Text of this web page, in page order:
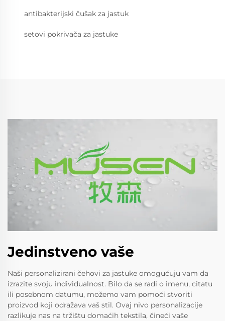
antibakterijski čušak za jastuk
setovi pokrivača za jastuke
Jedinstveno vaše
Naši personalizirani čehovi za jastuke omogućuju vam da
izrazite svoju individualnost. Bilo da se radi o imenu, citatu
ili posebnom datumu, možemo vam pomoći stvoriti
proizvod koji odražava vaš stil. Ovaj nivo personalizacije
razlikuje nas na tržištu domaćih tekstila, čineći vaše